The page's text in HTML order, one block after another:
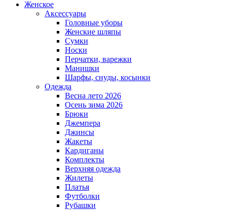
Женское
Аксессуары
Головные уборы
Женские шляпы
Сумки
Носки
Перчатки, варежки
Манишки
Шарфы, снуды, косынки
Одежда
Весна лето 2026
Осень зима 2026
Брюки
Джемпера
Джинсы
Жакеты
Кардиганы
Комплекты
Верхняя одежда
Жилеты
Платья
Футболки
Рубашки